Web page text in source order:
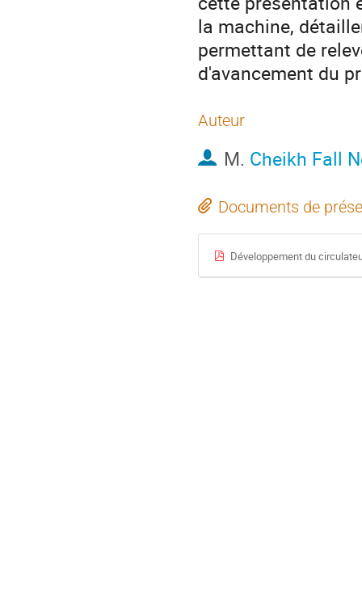
la machine,
permettant de
d'avancement du
Auteur
M. Cheikh Fall
Documents de
Développement du